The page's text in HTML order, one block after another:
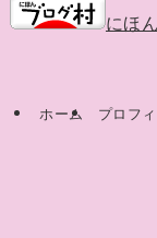
にほ
ホーム プロフ